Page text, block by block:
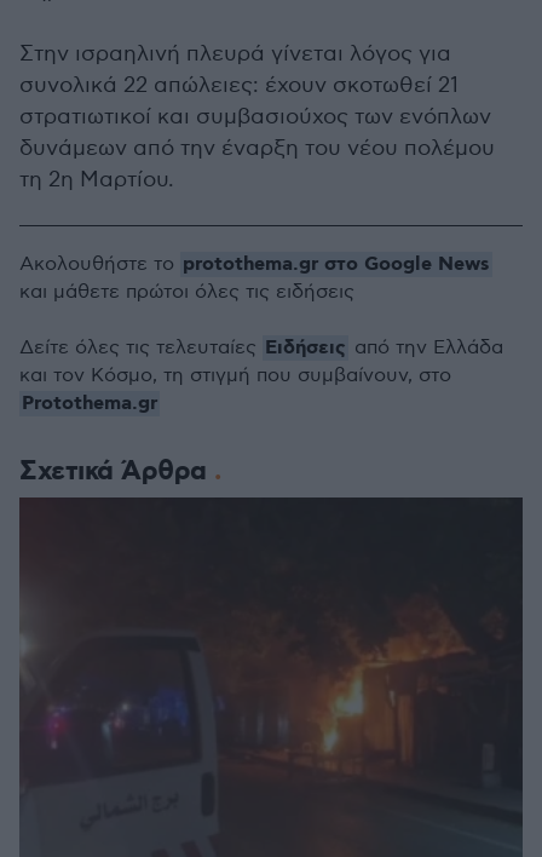
Στην ισραηλινή πλευρά γίνεται λόγος για
συνολικά 22 απώλειες: έχουν σκοτωθεί 21
στρατιωτικοί και συμβασιούχος των ενόπλων
δυνάμεων από την έναρξη του νέου πολέμου
τη 2η Μαρτίου.
Σχετικά Άρθρα
Ακολουθήστε το protothema.gr στο Google News
και μάθετε πρώτοι όλες τις ειδήσεις
Δείτε όλες τις τελευταίες Ειδήσεις από την Ελλάδα
και τον Κόσμο, τη στιγμή που συμβαίνουν, στο
Protothema.gr